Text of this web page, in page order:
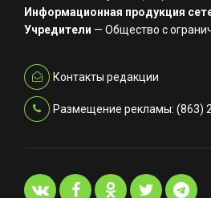
Информационная продукция
Учредители — Общество с
Контакты редакции
Размещение рекламы: (863)